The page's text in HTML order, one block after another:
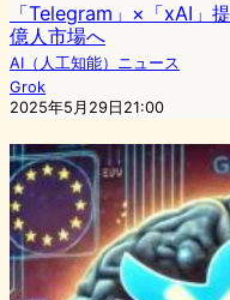
「Telegram」×「xAI」
億人市場へ
AI（人工知能）ニュース
Grok
2025年5月29日21:00